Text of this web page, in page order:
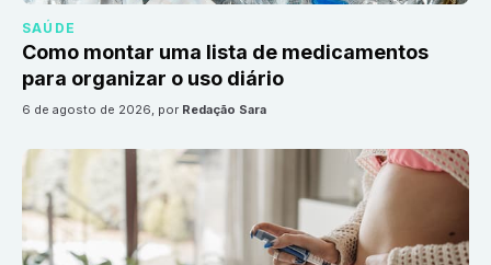
SAÚDE
Como montar uma lista de medicamentos
para organizar o uso diário
6 de agosto de 2026, por Redação Sara